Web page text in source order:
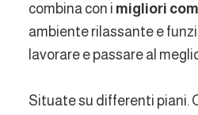
combina con i migliori
ambiente rilassante e
lavorare e passare al
Situate su differenti piani.